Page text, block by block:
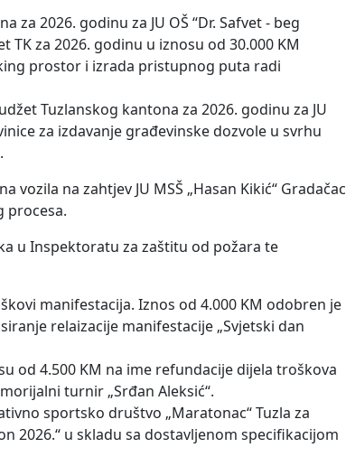
2026. godinu za JU OŠ “Dr. Safvet - beg
TK za 2026. godinu u iznosu od 30.000 KM
prostor i izrada pristupnog puta radi
Tuzlanskog kantona za 2026. godinu za JU
za izdavanje građevinske dozvole u svrhu
na zahtjev JU MSŠ „Hasan Kikić“ Gradačac
procesa.
u Inspektoratu za zaštitu od požara te
manifestacija. Iznos od 4.000 KM odobren je
relaizacije manifestacije „Svjetski dan
od 4.500 KM na ime refundacije dijela troškova
turnir „Srđan Aleksić“.
sportsko društvo „Maratonac“ Tuzla za
2026.“ u skladu sa dostavljenom specifikacijom